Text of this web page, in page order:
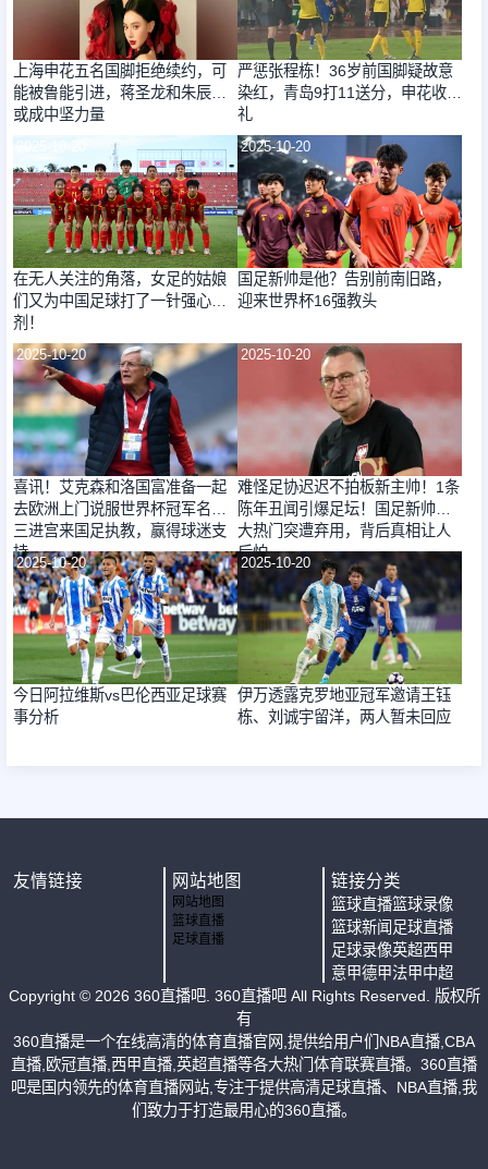
上海申花五名国脚拒绝续约，可
能被鲁能引进，蒋圣龙和朱辰杰
或成中坚力量
严惩张程栋！36岁前国脚疑故意
染红，青岛9打11送分，申花收大
礼
2025-10-20
在无人关注的角落，女足的姑娘
们又为中国足球打了一针强心
剂！
2025-10-20
国足新帅是他？告别前南旧路，
迎来世界杯16强教头
2025-10-20
喜讯！艾克森和洛国富准备一起
去欧洲上门说服世界杯冠军名帅
三进宫来国足执教，赢得球迷支
持
2025-10-20
难怪足协迟迟不拍板新主帅！1条
陈年丑闻引爆足坛！国足新帅最
大热门突遭弃用，背后真相让人
后怕
2025-10-20
今日阿拉维斯vs巴伦西亚足球赛
事分析
2025-10-20
伊万透露克罗地亚冠军邀请王钰
栋、刘诚宇留洋，两人暂未回应
友情链接 网站地图
网站地图
篮球直播
足球直播
链接分类
篮球直播篮球录像
篮球新闻 足球直播
足球录像英超西甲
意甲德甲法甲中超
Copyright © 2026 360直播吧. 360直播吧 All Rights Reserved. 版权所
有
360直播是一个在线高清的体育直播官网,提供给用户们NBA直播,CBA
直播,欧冠直播,西甲直播,英超直播等各大热门体育联赛直播。360直播
吧是国内领先的体育直播网站,专注于提供高清足球直播、NBA直播,我
们致力于打造最用心的360直播。